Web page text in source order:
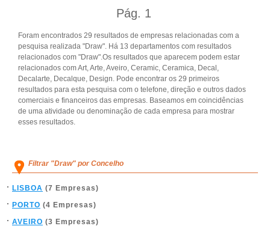
Pág. 1
Foram encontrados 29 resultados de empresas relacionadas com a
pesquisa realizada "Draw". Há 13 departamentos com resultados
relacionados com "Draw".Os resultados que aparecem podem estar
relacionados com Art, Arte, Aveiro, Ceramic, Ceramica, Decal,
Decalarte, Decalque, Design. Pode encontrar os 29 primeiros
resultados para esta pesquisa com o telefone, direção e outros dados
comerciais e financeiros das empresas. Baseamos em coincidências
de uma atividade ou denominação de cada empresa para mostrar
esses resultados.
Filtrar "Draw" por Concelho
LISBOA (7 Empresas)
PORTO (4 Empresas)
AVEIRO (3 Empresas)